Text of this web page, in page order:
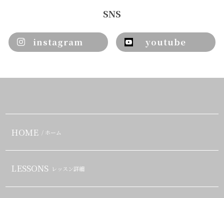
SNS
instagram youtube
HOME / ホーム
LESSONS レッスン詳細